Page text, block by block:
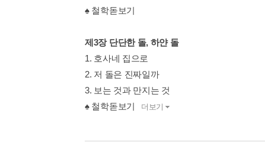
♠ 철학돋보기
제3장 단단한 돌, 하얀 돌
1. 호사네 집으로
2. 저 돌은 진짜일까
3. 보는 것과 만지는 것
♠ 철학돋보기
더보기